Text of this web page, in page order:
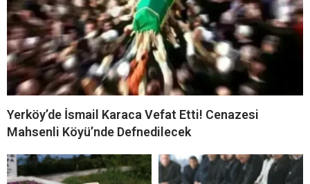
Yerköy’de İsmail Karaca Vefat Etti! Cenazesi
Mahsenli Köyü’nde Defnedilecek